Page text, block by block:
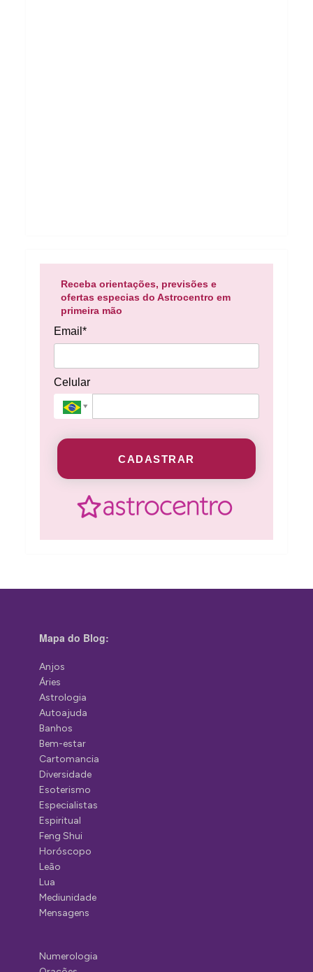
Receba orientações, previsões e
ofertas especias do Astrocentro em
primeira mão
Email*
Celular
CADASTRAR
Mapa do Blog:
Anjos
Áries
Astrologia
Autoajuda
Banhos
Bem-estar
Cartomancia
Diversidade
Esoterismo
Especialistas
Espiritual
Feng Shui
Horóscopo
Leão
Lua
Mediunidade
Mensagens
Numerologia